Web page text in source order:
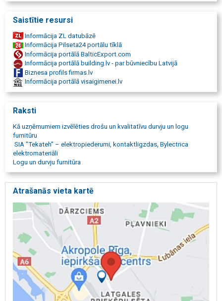
stiprinājumi mēbelēm un metālam
augstspiediena tīrītāji un pulverizatori
durvju furnitūra uzņēmumiem
logu furnitūra B2B
ASSA ABLOY dīleris Rīgā
slēdzenes un cilindri profesionāliem objektiem
komercobjektu drošības risinājumi
Saistītie resursi
Informācija ZL datubāzē
Informācija Pilseta24 portālu tīklā
Informācija portālā BalticExport.com
Informācija portālā building.lv - par būvniecību Latvijā
Biznesa profils firmas.lv
Informācija portālā visaigimenei.lv
Raksti
Kā uzņēmumiem izvēlēties drošu un kvalitatīvu durvju un logu
furnitūru
SIA "Tekateh" – elektropiederumi, kontaktligzdas, Bylectrica
elektromateriāli
Logu un durvju furnitūra
Atrašanās vieta kartē